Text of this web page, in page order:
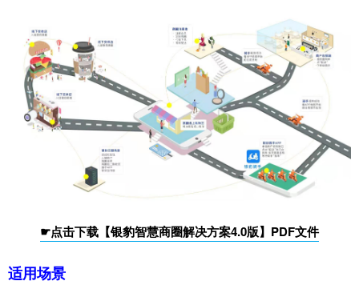
☛点击下载【银豹智慧商圈解决方案4.0版】PDF文件
适用场景